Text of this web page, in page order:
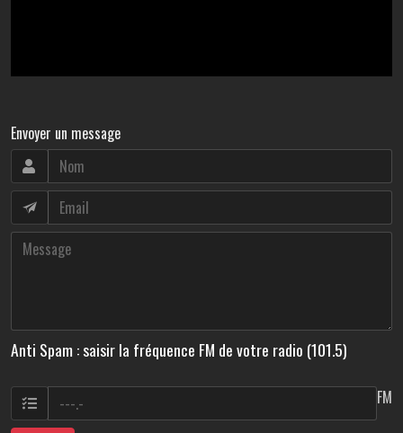
Envoyer un message
Anti Spam : saisir la fréquence FM de votre radio (101.5)
FM